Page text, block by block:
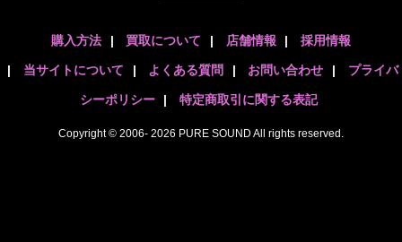
購入方法 | 買取について | 店舗情報 | 採用情報
| 当サイトについて | よくある質問 | お問い合わせ | プライバ
シーポリシー | 特定商取引に関する表記
Copyright © 2006- 2026 PURE SOUND All rights reserved.